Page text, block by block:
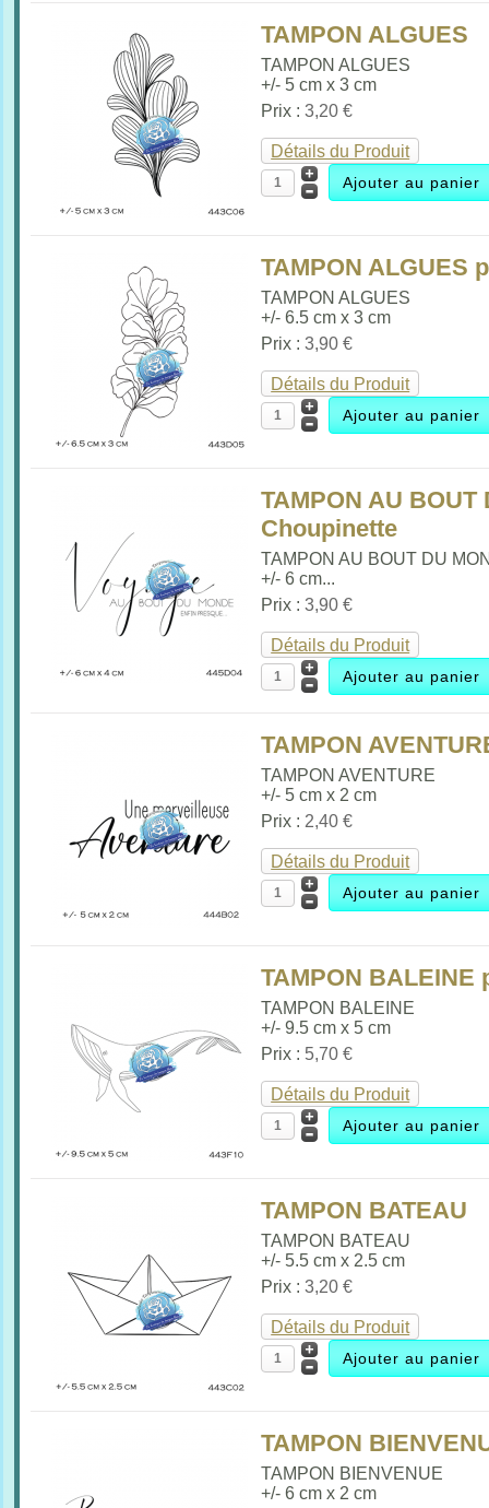
TAMPON ALGUES
TAMPON ALGUES
+/- 5 cm x 3 cm
Prix :3,20 €
Détails du Produit
TAMPON ALGUES
TAMPON ALGUES
+/- 6.5 cm x 3 cm
Prix :3,90 €
Détails du Produit
TAMPON AU BOUT
Choupinette
TAMPON AU BOUT DU
+/- 6 cm...
Prix :3,90 €
Détails du Produit
TAMPON
TAMPON AVENTURE
+/- 5 cm x 2 cm
Prix : 2,40 €
Détails du Produit
TAMPON BALEINE
TAMPON BALEINE
+/- 9.5 cm x 5 cm
Prix : 5,70 €
Détails du Produit
TAMPON BATEAU
TAMPON BATEAU
+/- 5.5 cm x 2.5 cm
Prix :3,20 €
Détails du Produit
TAMPON
TAMPON BIENVENUE
+/- 6 cm x 2 cm